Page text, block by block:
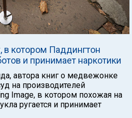
в котором Паддингтон
и принимает наркотики
автора книг о медвежонке
на производителей
Image, в котором похожая на
ругается и принимает